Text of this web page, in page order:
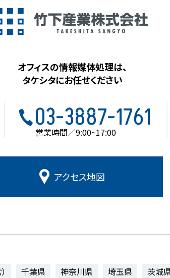
オフィスの情報媒体処理は、
タケシタにお任せください
03-3887-1761
営業時間／9:00~17:00
アクセス地図
千葉県 神奈川県 埼玉県 茨城